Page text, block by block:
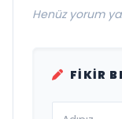
Henüz yorum
FIKIR